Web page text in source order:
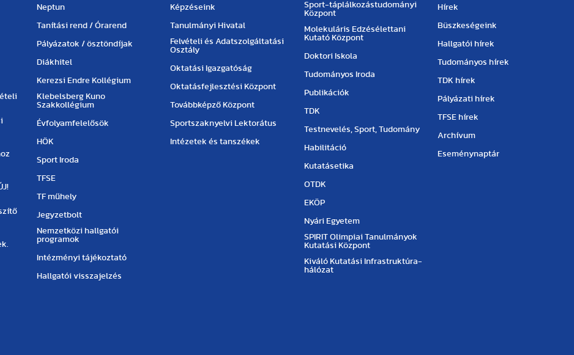
Neptun
Tanítási rend / Órarend
Pályázatok / ösztöndíjak
Diákhitel
Kerezsi Endre Kollégium
Klebelsberg Kuno
Szakkollégium
Évfolyamfelelősök
HÖK
Sport Iroda
TFSE
TF műhely
Jegyzetbolt
Nemzetközi hallgatói
programok
Intézményi tájékoztató
Hallgatói visszajelzés
Képzéseink
Tanulmányi Hivatal
Felvételi és Adatszolgáltatási
Osztály
Oktatási Igazgatóság
Oktatásfejlesztési Központ
Továbbképző Központ
Sportszaknyelvi Lektorátus
Intézetek és tanszékek
Sport-táplálkozástudományi
Központ
Molekuláris Edzésélettani
Kutató Központ
Doktori Iskola
Tudományos Iroda
Publikációk
TDK
Testnevelés, Sport, Tudomány
Habilitáció
Kutatásetika
OTDK
EKÖP
Nyári Egyetem
SPIRIT Olimpiai Tanulmányok
Kutatási Központ
Kiváló Kutatási Infrastruktúra-
hálózat
Hírek
Büszkeségeink
Hallgatói hírek
Tudományos hírek
TDK hírek
Pályázati hírek
TFSE hírek
Archívum
Eseménynaptár